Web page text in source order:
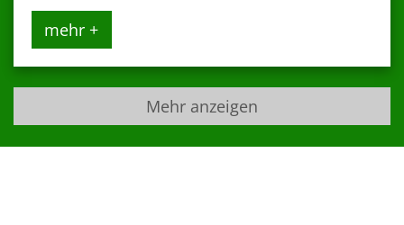
mehr +
Mehr anzeigen